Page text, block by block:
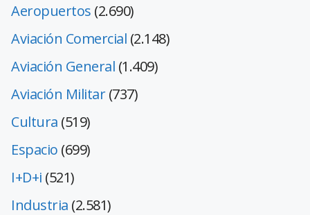
Aeropuertos (2.690)
Aviación Comercial (2.148)
Aviación General (1.409)
Aviación Militar(737)
Cultura (519)
Espacio (699)
I+D+i (521)
Industria (2.581)